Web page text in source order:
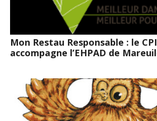
Mon Restau Responsable : le
accompagne l’EHPAD de